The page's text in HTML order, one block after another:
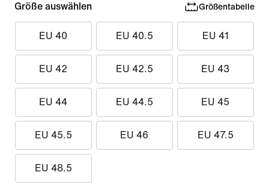
Größe auswählen Größentabelle
EU 40 EU 40.5 EU 41
EU 42 EU 42.5 EU 43
EU 44 EU 44.5 EU 45
EU 45.5 EU 46 EU 47.5
EU 48.5